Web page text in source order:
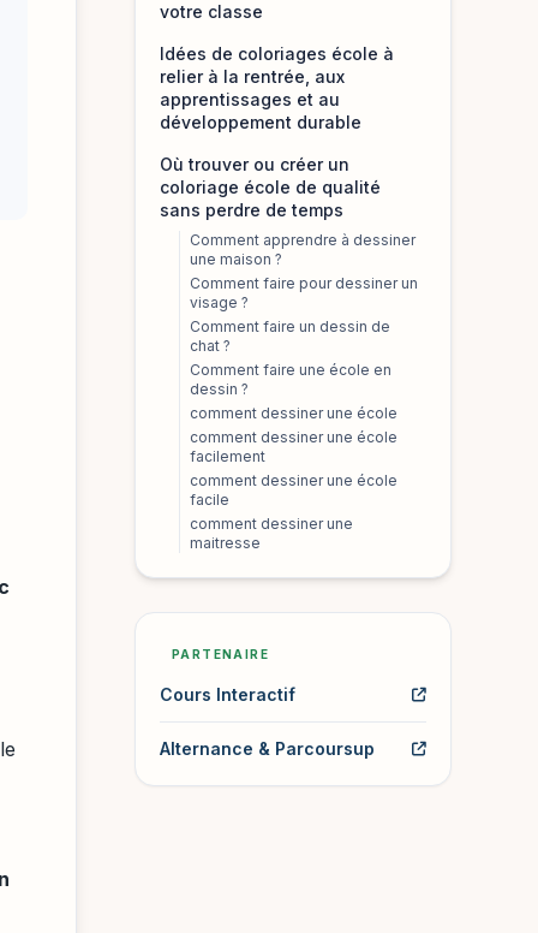
votre classe
Idées de coloriages école à
relier à la rentrée, aux
apprentissages et au
développement durable
Où trouver ou créer un
coloriage école de qualité
sans perdre de temps
Comment apprendre à dessiner
une maison ?
Comment faire pour dessiner un
visage ?
Comment faire un dessin de
chat ?
Comment faire une école en
dessin ?
comment dessiner une école
comment dessiner une école
facilement
comment dessiner une école
facile
comment dessiner une
maitresse
PARTENAIRE
Cours Interactif
Alternance & Parcoursup